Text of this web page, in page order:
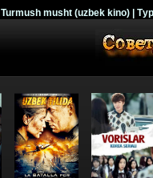
Turmush musht (uzbek kino) |